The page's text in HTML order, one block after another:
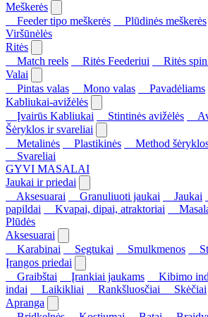
Meškerės
Feeder tipo meškerės
Plūdinės meškerės
Viršūnėlės
Ritės
Match reels
Ritės Feederiui
Ritės
Valai
Pintas valas
Mono valas Pavadėliams
Kabliukai-avižėlės
Įvairūs Kabliukai
Stintinės avižėlės
Šėryklos ir svareliai
Metalinės
Plastikinės Method
Svareliai
GYVI MASALAI
Jaukai ir priedai
Aksesuarai
Granuliuoti jaukai Jaukai
papildai
Kvapai, dipai, atraktoriai
Plūdės
Aksesuarai
Karabinai
Segtukai Smulkmenos
Įrangos priedai
Graibštai
Įrankiai jaukams Kibimo
indai
Laikikliai Rankšluosčiai Skėčiai
Apranga